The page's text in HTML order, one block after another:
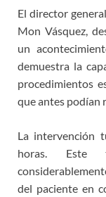
El director
Mon Vásquez,
un
demuestra la
procedimientos
que antes podían
La intervención
horas. Este
del paciente en